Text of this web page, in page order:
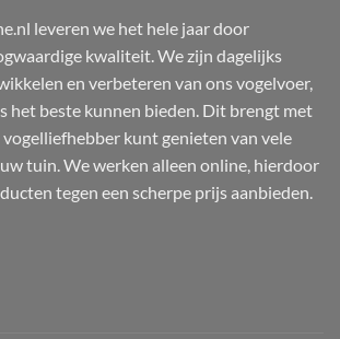
leveren we het hele jaar door
kwaliteit. We zijn dagelijks
en verbeteren van ons vogelvoer,
het beste kunnen bieden. Dit brengt met
vogelliefhebber kunt genieten van vele
tuin. We werken alleen online, hierdoor
tegen een scherpe prijs aanbieden.